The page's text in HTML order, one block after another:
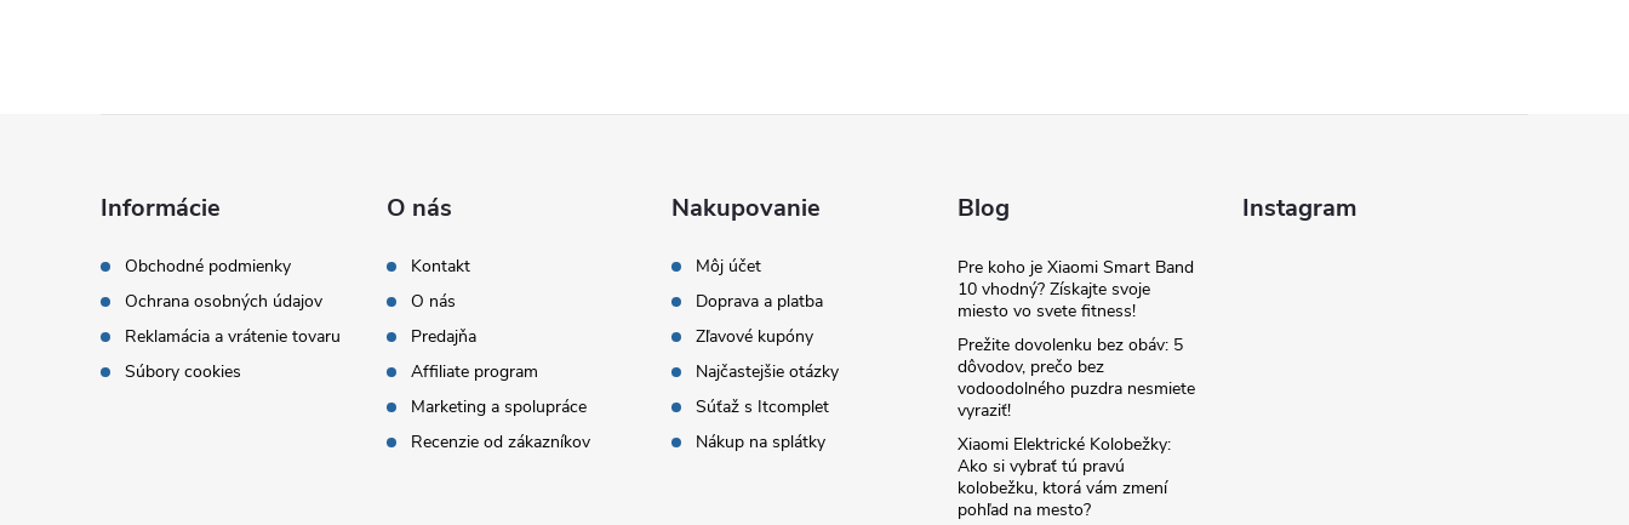
Informácie
Obchodné podmienky
Ochrana osobných údajov
Reklamácia a vrátenie tovaru
Súbory cookies
O nás
Kontakt
O nás
Predajňa
Affiliate program
Marketing a spolupráce
Recenzie od zákazníkov
Nakupovanie
Môj účet
Doprava a platba
Zľavové kupóny
Najčastejšie otázky
Súťaž s Itcomplet
Nákup na splátky
Blog
Pre koho je Xiaomi Smart Band
10 vhodný? Získajte svoje
miesto vo svete fitness!
Prežite dovolenku bez obáv: 5
dôvodov, prečo bez
vodoodolného puzdra nesmiete
vyraziť!
Xiaomi Elektrické Kolobežky:
Ako si vybrať tú pravú
kolobežku, ktorá vám zmení
pohľad na mesto?
Instagram